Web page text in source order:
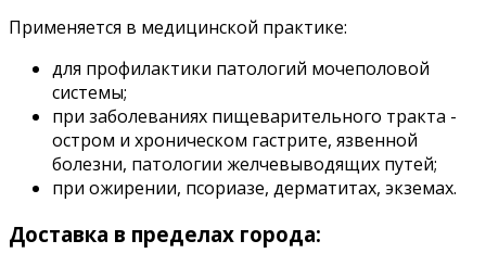
Применяется в медицинской практике:
для профилактики патологий мочеполовой
системы;
при заболеваниях пищеварительного тракта -
остром и хроническом гастрите, язвенной
болезни, патологии желчевыводящих путей;
при ожирении, псориазе, дерматитах, экземах.
Доставка в пределах города: